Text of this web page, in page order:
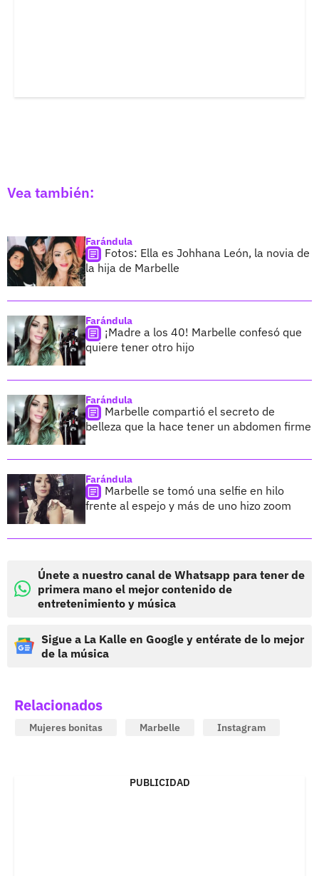
Vea también:
Farándula
Fotos: Ella es Johhana León, la novia de
la hija de Marbelle
Farándula
¡Madre a los 40! Marbelle confesó que
quiere tener otro hijo
Farándula
Marbelle compartió el secreto de
belleza que la hace tener un abdomen firme
Farándula
Marbelle se tomó una selfie en hilo
frente al espejo y más de uno hizo zoom
Únete a nuestro canal de Whatsapp para tener de
primera mano el mejor contenido de
entretenimiento y música
Sigue a La Kalle en Google y entérate de lo mejor
de la música
Relacionados
Mujeres bonitas Marbelle Instagram
PUBLICIDAD